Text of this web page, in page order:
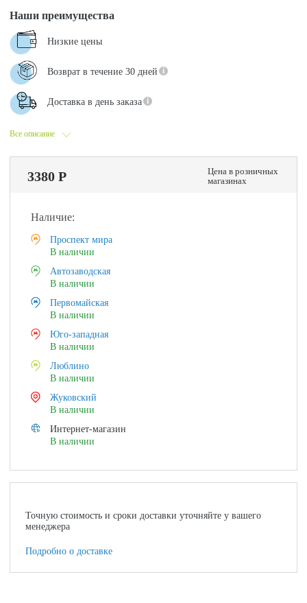
Все описание
Наши преимущества
Низкие цены
Возврат в течение 30 дней
Доставка в день заказа
3380 Р
Цена в розничных
магазинах
Наличие:
Проспект мира
В наличии
Автозаводская
В наличии
Первомайская
В наличии
Юго-западная
В наличии
Люблино
В наличии
Жуковский
В наличии
Интернет-магазин
В наличии
Точную стоимость и сроки доставки уточняйте у вашего
менеджера
Подробно о доставке